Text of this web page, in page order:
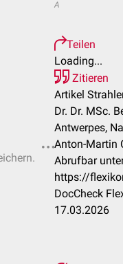
A
Teilen
Loading...
Zitieren
Artikel
Dr. Dr. MSc.
Antwerpes,
Anton-Martin
Abrufbar
https://
DocCheck
17.03.2026